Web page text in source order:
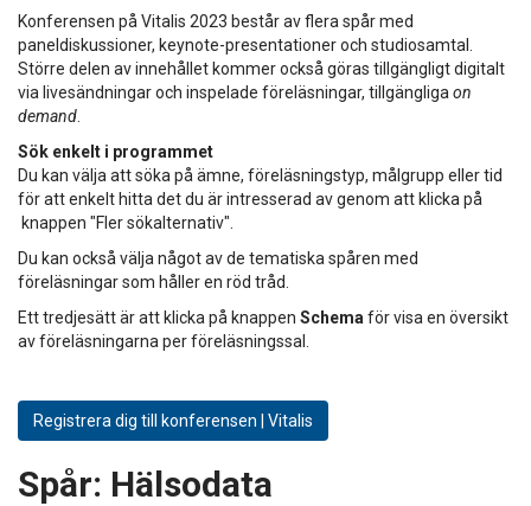
Konferensen på Vitalis 2023 består av flera spår med
paneldiskussioner, keynote-presentationer och studiosamtal.
Större delen av innehållet kommer också göras tillgängligt digitalt
via livesändningar och inspelade föreläsningar, tillgängliga on
demand
Sök enkelt i programmet
Du kan välja att söka på ämne, föreläsningstyp, målgrupp eller tid
för att enkelt hitta det du är intresserad av genom att klicka på
knappen "Fler sökalternativ".
Du kan också välja något av de tematiska spåren med
föreläsningar som håller en röd tråd.
Ett tredjesätt är att klicka på knappen Schema för visa en översikt
av föreläsningarna per föreläsningssal.
Registrera dig till konferensen | Vitalis
Spår: Hälsodata